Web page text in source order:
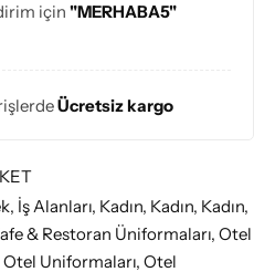
için "MERHABA5"
Ücretsiz kargo
, İş Alanları, Kadın, Kadın, Kadın,
& Restoran Üniformaları, Otel
Otel Uniformaları, Otel